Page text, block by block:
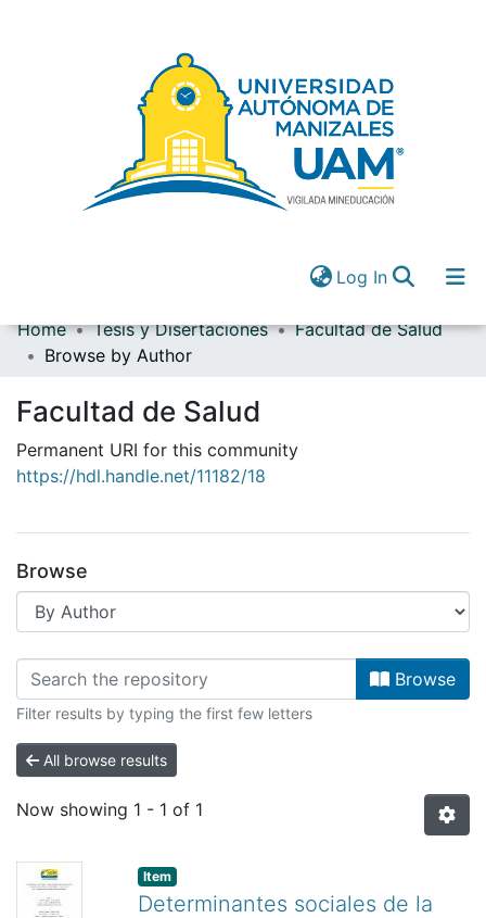
Log In(current)
Communities & Collections
All of DSpace
Home Tesis y Disertaciones
Facultad de Salud
Browse by Author
Facultad de Salud
Permanent URI for this community
https://hdl.handle.net/11182/18
Browse
Browsing Facultad de Salud by
Browse
Filter results by typing the first few letters
All browse results
Now showing 1 - 1 of 1
Item
Determinantes sociales de la